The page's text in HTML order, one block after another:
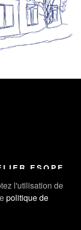
l'utilisation de
politique de
ESOPE